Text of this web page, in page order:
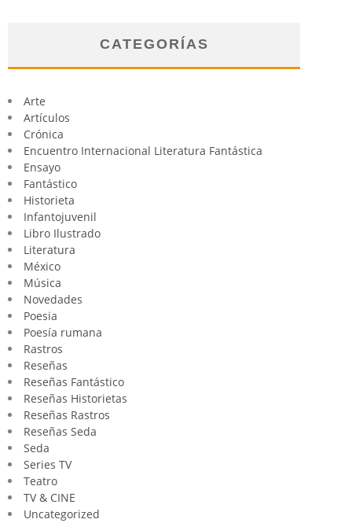
CATEGORÍAS
Arte
Artículos
Crónica
Encuentro Internacional Literatura Fantástica
Ensayo
Fantástico
Historieta
Infantojuvenil
Libro Ilustrado
Literatura
México
Música
Novedades
Poesia
Poesía rumana
Rastros
Reseñas
Reseñas Fantástico
Reseñas Historietas
Reseñas Rastros
Reseñas Seda
Seda
Series TV
Teatro
TV & CINE
Uncategorized